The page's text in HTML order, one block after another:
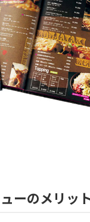
ーのメリット